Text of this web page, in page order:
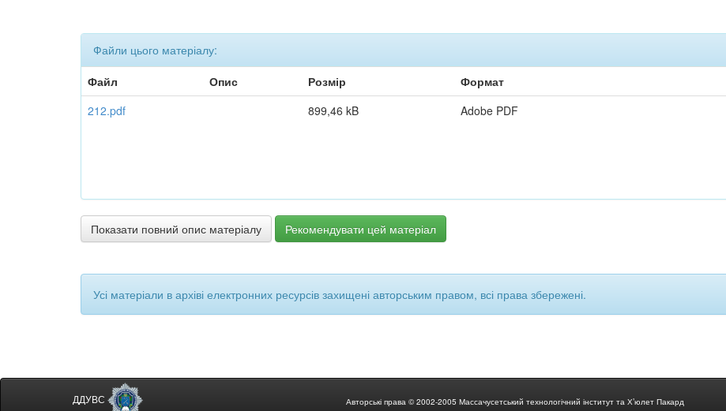
Файли цього матеріалу:
Файл
Опис Розмір
Формат
212.pdf
899,46 kB Adobe PDF
Показати повний опис матеріалу Рекомендувати цей матеріал
Усі матеріали в архіві електронних ресурсів захищені авторським правом, всі права збережені.
ДДУВС Авторські права © 2002-2005 Массачусетський технологічний інститут та Х’юлет Пакард